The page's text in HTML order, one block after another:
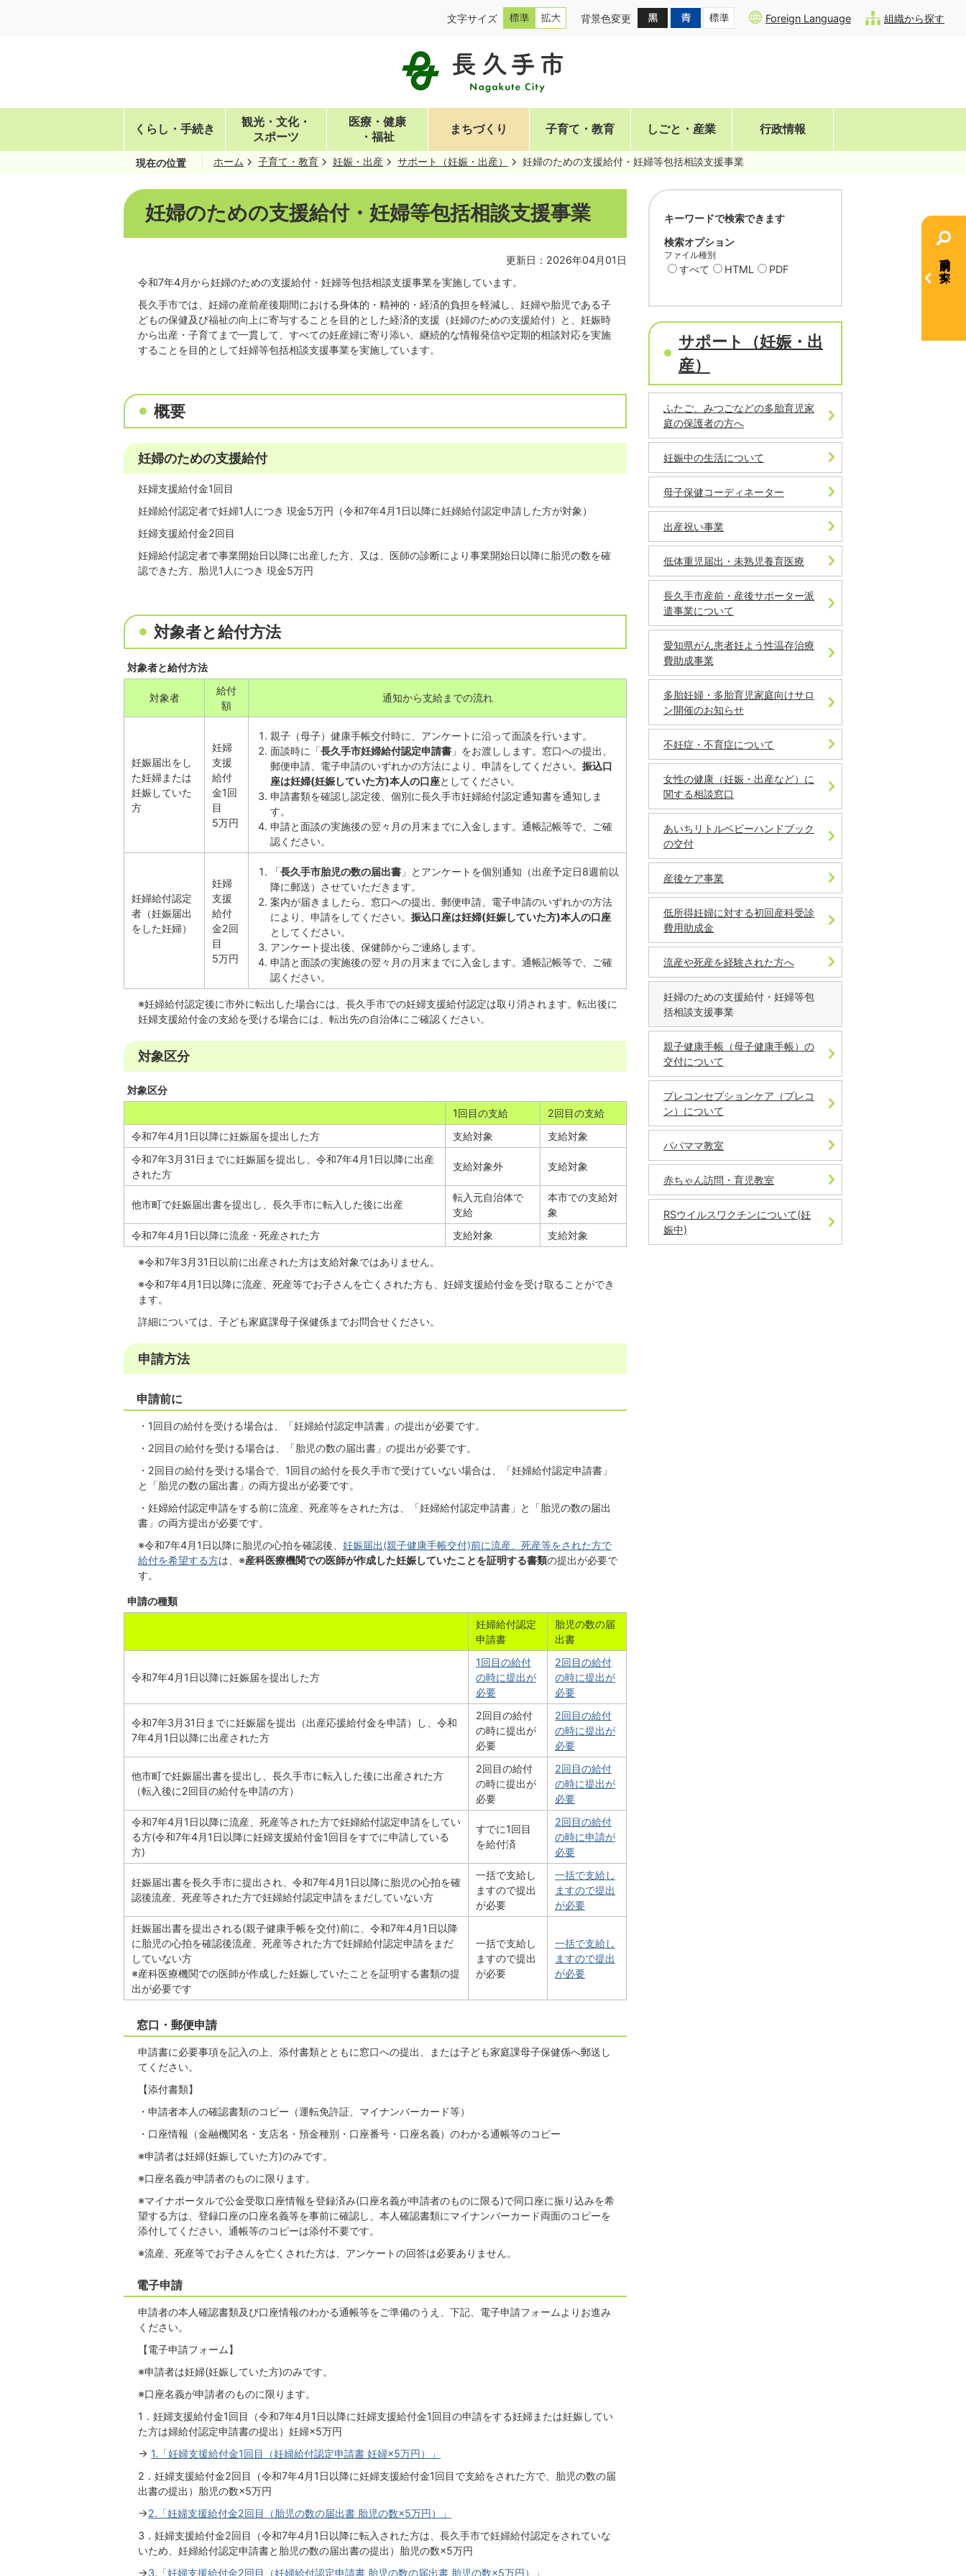
文字サイズ 背景色変更 Foreign Language 組織から探す
くらし・手続き
観光・文化・
スポーツ
医療・健康
・福祉
まちづくり 子育て・教育 しごと・産業 行政情報
目的別で探す
現在の位置 ホーム 子育て・教育 妊娠・出産 サポート（妊娠・出産） 妊婦のための支援給付・妊婦等包括相談支援事業
妊婦のための支援給付・妊婦等包括相談支援事業
更新日：2026年04月01日
令和7年4月から妊婦のための支援給付・妊婦等包括相談支援事業を実施しています。
長久手市では、妊婦の産前産後期間における身体的・精神的・経済的負担を軽減し、妊婦や胎児である子
どもの保健及び福祉の向上に寄与することを目的とした経済的支援（妊婦のための支援給付）と、妊娠時
から出産・子育てまで一貫して、すべての妊産婦に寄り添い、継続的な情報発信や定期的相談対応を実施
することを目的として妊婦等包括相談支援事業を実施しています。
概要
妊婦のための支援給付
妊婦支援給付金1回目
妊婦給付認定者で妊婦1人につき 現金5万円（令和7年4月1日以降に妊婦給付認定申請した方が対象）
妊婦支援給付金2回目
妊婦給付認定者で事業開始日以降に出産した方、又は、医師の診断により事業開始日以降に胎児の数を確
認できた方、胎児1人につき 現金5万円
対象者と給付方法
対象者と給付方法
対象者
給付
額
通知から支給までの流れ
妊娠届出をし
た妊婦または
妊娠していた
方
妊婦
支援
給付
金1回
目
5万円
親子（母子）健康手帳交付時に、アンケートに沿って面談を行います。
面談時に「長久手市妊婦給付認定申請書 」をお渡しします。窓口への提出、
郵便申請、電子申請のいずれかの方法により、申請をしてください。 振込口
座は妊婦(妊娠していた方)本人の口座としてください。
申請書類を確認し認定後、個別に長久手市妊婦給付認定通知書を通知しま
す。
申請と面談の実施後の翌々月の月末までに入金します。通帳記帳等で、ご確
認ください。
妊婦給付認定
者（妊娠届出
をした妊婦）
妊婦
支援
給付
金2回
目
5万円
「長久手市胎児の数の届出書 」とアンケートを個別通知（出産予定日8週前以
降に郵送）させていただきます。
案内が届きましたら、窓口への提出、郵便申請、電子申請のいずれかの方法
により、申請をしてください。 振込口座は妊婦(妊娠していた方)本人の口座
としてください。
アンケート提出後、保健師からご連絡します。
申請と面談の実施後の翌々月の月末までに入金します。通帳記帳等で、ご確
認ください。
※妊婦給付認定後に市外に転出した場合には、長久手市での妊婦支援給付認定は取り消されます。転出後に
妊婦支援給付金の支給を受ける場合には、転出先の自治体にご確認ください。
対象区分
対象区分
1回目の支給
2回目の支給
令和7年4月1日以降に妊娠届を提出した方
支給対象
支給対象
令和7年3月31日までに妊娠届を提出し、令和7年4月1日以降に出産
された方
支給対象外 支給対象
他市町で妊娠届出書を提出し、長久手市に転入した後に出産
転入元自治体で
支給
本市での支給対
象
令和7年4月1日以降に流産・死産された方
支給対象 支給対象
※令和7年3月31日以前に出産された方は支給対象ではありません。
※令和7年4月1日以降に流産、死産等でお子さんを亡くされた方も、妊婦支援給付金を受け取ることができ
ます。
詳細については、子ども家庭課母子保健係までお問合せください。
申請方法
申請前に
・1回目の給付を受ける場合は、「妊婦給付認定申請書」の提出が必要です。
・2回目の給付を受ける場合は、「胎児の数の届出書」の提出が必要です。
・2回目の給付を受ける場合で、1回目の給付を長久手市で受けていない場合は、「妊婦給付認定申請書」
と「胎児の数の届出書」の両方提出が必要です。
・妊婦給付認定申請をする前に流産、死産等をされた方は、「妊婦給付認定申請書」と「胎児の数の届出
書」の両方提出が必要です。
※令和7年4月1日以降に胎児の心拍を確認後、 妊娠届出(親子健康手帳交付)前に流産、死産等をされた方で
給付を希望する方は、※産科医療機関での医師が作成した妊娠していたことを証明する書類の提出が必要で
す。
申請の種類
妊婦給付認定
申請書
胎児の数の届
出書
令和7年4月1日以降に妊娠届を提出した方
1回目の給付
の時に提出が
必要
2回目の給付
の時に提出が
必要
令和7年3月31日までに妊娠届を提出（出産応援給付金を申請）し、令和
7年4月1日以降に出産された方
2回目の給付
の時に提出が
必要
2回目の給付
の時に提出が
必要
他市町で妊娠届出書を提出し、長久手市に転入した後に出産された方
（転入後に2回目の給付を申請の方）
2回目の給付
の時に提出が
必要
2回目の給付
の時に提出が
必要
令和7年4月1日以降に流産、死産等された方で妊婦給付認定申請をしてい
る方(令和7年4月1日以降に妊婦支援給付金1回目をすでに申請している
方)
すでに1回目
を給付済
2回目の給付
の時に申請が
必要
妊娠届出書を長久手市に提出され、令和7年4月1日以降に胎児の心拍を確
認後流産、死産等された方で妊婦給付認定申請をまだしていない方
一括で支給し
ますので提出
が必要
一括で支給し
ますので提出
が必要
妊娠届出書を提出される(親子健康手帳を交付)前に、令和7年4月1日以降
に胎児の心拍を確認後流産、死産等された方で妊婦給付認定申請をまだ
していない方
※産科医療機関での医師が作成した妊娠していたことを証明する書類の提
出が必要です
一括で支給し
ますので提出
が必要
一括で支給し
ますので提出
が必要
窓口・郵便申請
申請書に必要事項を記入の上、添付書類とともに窓口への提出、または子ども家庭課母子保健係へ郵送し
てください。
【添付書類】
・申請者本人の確認書類のコピー（運転免許証、マイナンバーカード等）
・口座情報（金融機関名・支店名・預金種別・口座番号・口座名義）のわかる通帳等のコピー
※申請者は妊婦(妊娠していた方)のみです。
※口座名義が申請者のものに限ります。
※マイナポータルで公金受取口座情報を登録済み(口座名義が申請者のものに限る)で同口座に振り込みを希
望する方は、登録口座の口座名義等を事前に確認し、本人確認書類にマイナンバーカード両面のコピーを
添付してください。通帳等のコピーは添付不要です。
※流産、死産等でお子さんを亡くされた方は、アンケートの回答は必要ありません。
電子申請
申請者の本人確認書類及び口座情報のわかる通帳等をご準備のうえ、下記、電子申請フォームよりお進み
ください。
【電子申請フォーム】
※申請者は妊婦(妊娠していた方)のみです。
※口座名義が申請者のものに限ります。
1．妊婦支援給付金1回目（令和7年4月1日以降に妊婦支援給付金1回目の申請をする妊婦または妊娠してい
た方は婦給付認定申請書の提出）妊婦×5万円
→ 1.「妊婦支援給付金1回目（妊婦給付認定申請書 妊婦×5万円）」
2．妊婦支援給付金2回目（令和7年4月1日以降に妊婦支援給付金1回目で支給をされた方で、胎児の数の届
出書の提出）胎児の数×5万円
→2.「妊婦支援給付金2回目（胎児の数の届出書 胎児の数×5万円）」
3．妊婦支援給付金2回目（令和7年4月1日以降に転入された方は、長久手市で妊婦給付認定をされていな
いため、妊婦給付認定申請書と胎児の数の届出書の提出）胎児の数×5万円
→3.「妊婦支援給付金2回目（妊婦給付認定申請書 胎児の数の届出書 胎児の数×5万円）」
キーワードで検索できます
検索オプション
ファイル種別
すべて HTML PDF
サポート（妊娠・出
産）
ふたご、みつごなどの多胎育児家
庭の保護者の方へ
妊娠中の生活について
母子保健コーディネーター
出産祝い事業
低体重児届出・未熟児養育医療
長久手市産前・産後サポーター派
遣事業について
愛知県がん患者妊よう性温存治療
費助成事業
多胎妊婦・多胎育児家庭向けサロ
ン開催のお知らせ
不妊症・不育症について
女性の健康（妊娠・出産など）に
関する相談窓口
あいちリトルベビーハンドブック
の交付
産後ケア事業
低所得妊婦に対する初回産科受診
費用助成金
流産や死産を経験された方へ
妊婦のための支援給付・妊婦等包
括相談支援事業
親子健康手帳（母子健康手帳）の
交付について
プレコンセプションケア（プレコ
ン）について
パパママ教室
赤ちゃん訪問・育児教室
RSウイルスワクチンについて(妊
娠中)